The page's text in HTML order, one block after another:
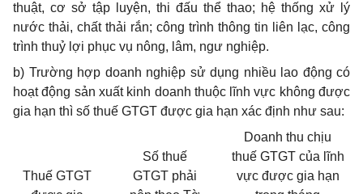
thuật, cơ sở tập luyện, thi đấu thể thao; hệ thống xử lý
nước thải, chất thải rắn; công trình thông tin liên lạc, công
trình thuỷ lợi phục vụ nông, lâm, ngư nghiệp.
b) Trường hợp doanh nghiệp sử dụng nhiều lao động có
hoạt động sản xuất kinh doanh thuộc lĩnh vực không được
gia hạn thì số thuế GTGT được gia hạn xác định như sau:
Thuế GTGT
Số thuế
GTGT phải
Doanh thu chịu
thuế GTGT của lĩnh
vực được gia hạn